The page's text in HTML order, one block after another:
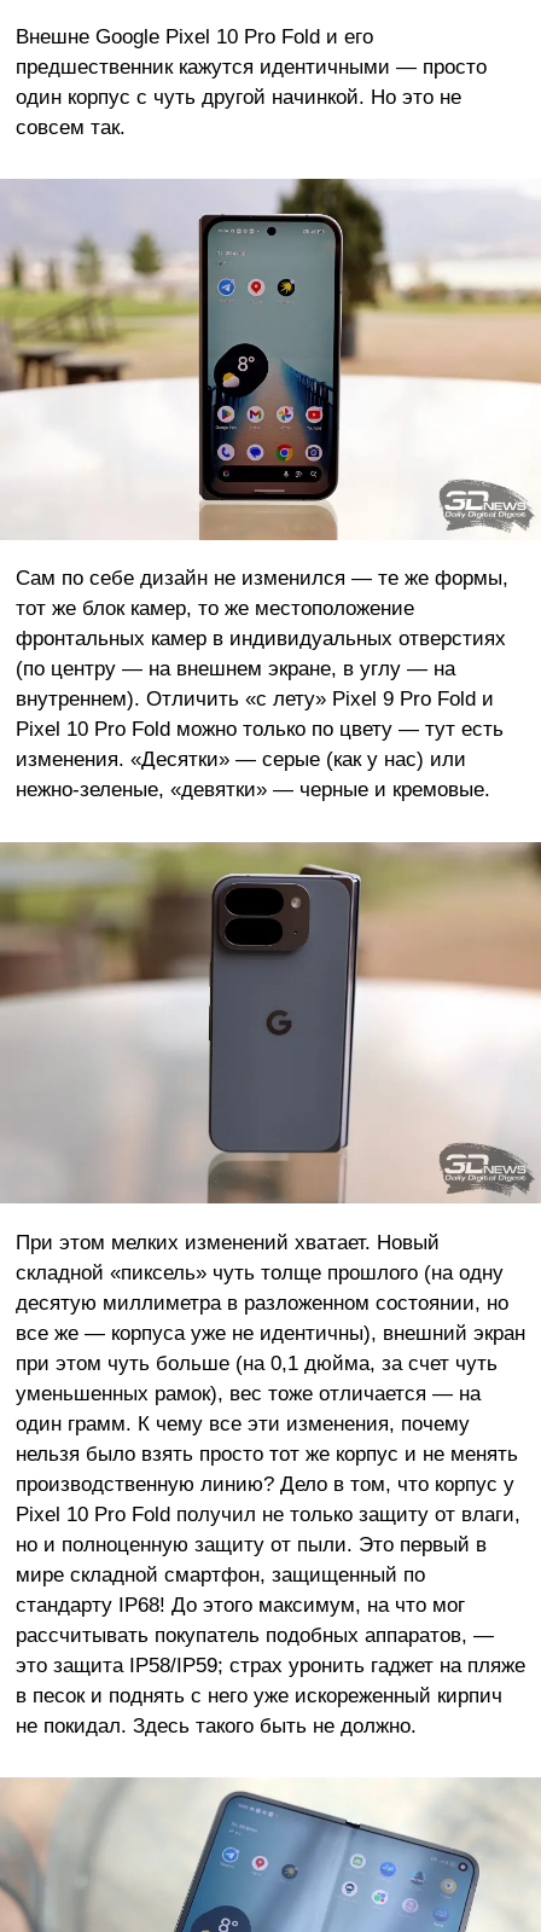
Внешне Google Pixel 10 Pro Fold и его
предшественник кажутся идентичными — просто
один корпус с чуть другой начинкой. Но это не
совсем так.
Сам по себе дизайн не изменился — те же формы,
тот же блок камер, то же местоположение
фронтальных камер в индивидуальных отверстиях
(по центру — на внешнем экране, в углу — на
внутреннем). Отличить «с лету» Pixel 9 Pro Fold и
Pixel 10 Pro Fold можно только по цвету — тут есть
изменения. «Десятки» — серые (как у нас) или
нежно-зеленые, «девятки» — черные и кремовые.
При этом мелких изменений хватает. Новый
складной «пиксель» чуть толще прошлого (на одну
десятую миллиметра в разложенном состоянии, но
все же — корпуса уже не идентичны), внешний экран
при этом чуть больше (на 0,1 дюйма, за счет чуть
уменьшенных рамок), вес тоже отличается — на
один грамм. К чему все эти изменения, почему
нельзя было взять просто тот же корпус и не менять
производственную линию? Дело в том, что корпус у
Pixel 10 Pro Fold получил не только защиту от влаги,
но и полноценную защиту от пыли. Это первый в
мире складной смартфон, защищенный по
стандарту IP68! До этого максимум, на что мог
рассчитывать покупатель подобных аппаратов, —
это защита IP58/IP59; страх уронить гаджет на пляже
в песок и поднять с него уже искореженный кирпич
не покидал. Здесь такого быть не должно.